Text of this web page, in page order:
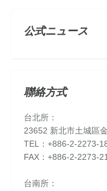
公式ニュース
聯絡方式
台北所：
23652 新北市土城區
TEL：+886-2-2273-
FAX：+886-2-2273-
台南所：